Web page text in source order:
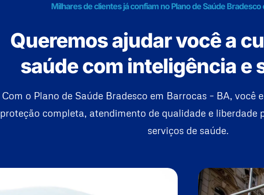
Milhares de clientes já confiam no Plano de Saúde Bradesco
Queremos ajudar você a
saúde com inteligência e
Com o Plano de Saúde Bradesco em Barrocas – BA, você
proteção completa, atendimento de qualidade e liberdade
serviços de saúde.